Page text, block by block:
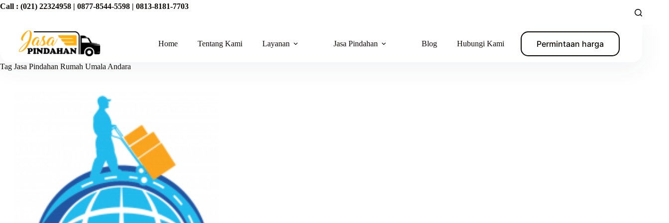
Call : (021) 22324958 | 0877-8544-5598 | 0813-8181-7703
Home Tentang Kami Layanan Jasa Pindahan Blog Hubungi Kami Permintaan harga
Tag Jasa Pindahan Rumah Umala Andara